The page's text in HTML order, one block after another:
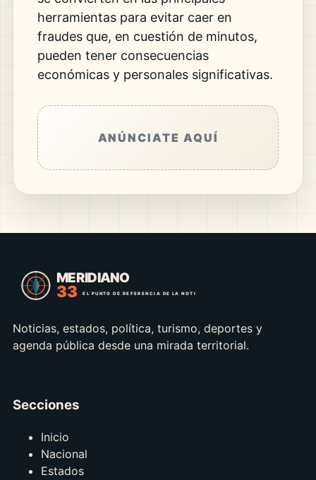
herramientas para evitar caer en
fraudes que, en cuestión de minutos,
pueden tener consecuencias
económicas y personales significativas.
ANÚNCIATE AQUÍ
Noticias, estados, política, turismo, deportes y
agenda pública desde una mirada territorial.
Secciones
Inicio
Nacional
Estados